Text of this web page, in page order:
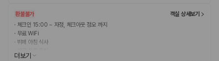
환불불가
객실 상세보기
· 체크인 15:00 ~ 자정, 체크아웃 정오 까지
· 무료 WiFi
· 뷔페 아침 식사
무료 셀프 주차
더보기